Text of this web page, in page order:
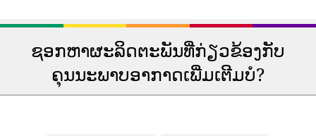
ຊອກຫາຜະລິດຕະພັນທີ່ກ່ຽວຂ້ອງກັບ
ຄຸນນະພາບອາກາດເພີ່ມເຕີມບໍ?